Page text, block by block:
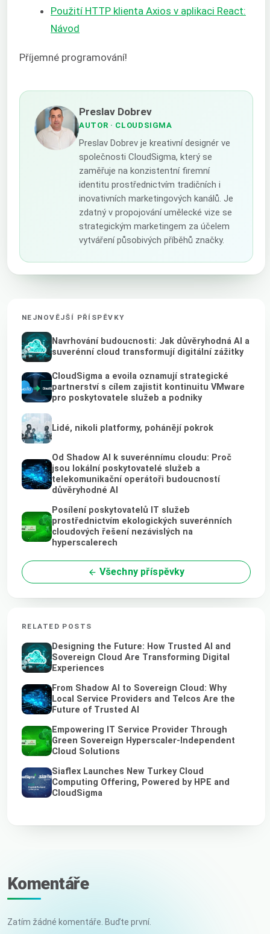
Použití HTTP klienta Axios v aplikaci React:
Návod
Příjemné programování!
Preslav Dobrev
AUTOR · CLOUDSIGMA
Preslav Dobrev je kreativní designér ve
společnosti CloudSigma, který se
zaměřuje na konzistentní firemní
identitu prostřednictvím tradičních i
inovativních marketingových kanálů. Je
zdatný v propojování umělecké vize se
strategickým marketingem za účelem
vytváření působivých příběhů značky.
NEJNOVĚJŠÍ PŘÍSPĚVKY
Navrhování budoucnosti: Jak důvěryhodná AI a
suverénní cloud transformují digitální zážitky
CloudSigma a evoila oznamují strategické
partnerství s cílem zajistit kontinuitu VMware
pro poskytovatele služeb a podniky
Lidé, nikoli platformy, pohánějí pokrok
Od Shadow AI k suverénnímu cloudu: Proč
jsou lokální poskytovatelé služeb a
telekomunikační operátoři budoucností
důvěryhodné AI
Posílení poskytovatelů IT služeb
prostřednictvím ekologických suverénních
cloudových řešení nezávislých na
hyperscalerech
Všechny příspěvky
RELATED POSTS
Designing the Future: How Trusted AI and
Sovereign Cloud Are Transforming Digital
Experiences
From Shadow AI to Sovereign Cloud: Why
Local Service Providers and Telcos Are the
Future of Trusted AI
Empowering IT Service Provider Through
Green Sovereign Hyperscaler-Independent
Cloud Solutions
Siaflex Launches New Turkey Cloud
Computing Offering, Powered by HPE and
CloudSigma
Komentáře
Zatím žádné komentáře. Buďte první.